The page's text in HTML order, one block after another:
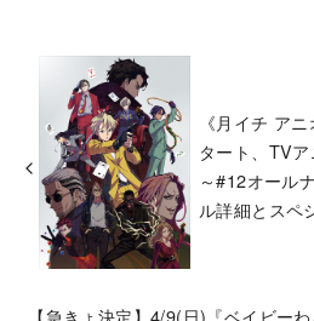
《月イチ ア
タート、TV
～#12オール
ル詳細とスペ